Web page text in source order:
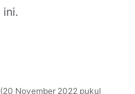
20 November 2022 pukul